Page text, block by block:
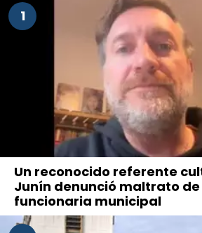
1
Un reconocido referente
Junín denunció maltrato de
funcionaria municipal